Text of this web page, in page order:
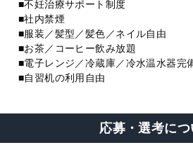
■不妊治療サポート制度
■社内禁煙
■服装／髪型／髪色／ネイル自由
■お茶／コーヒー飲み放題
■電子レンジ／冷蔵庫／冷水温水器完
■自習机の利用自由
応募・選考につ